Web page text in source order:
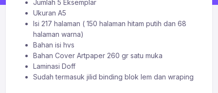
Jumlah 5 Eksemplar
Ukuran A5
Isi 217 halaman ( 150 halaman hitam putih dan 68
halaman warna)
Bahan isi hvs
Bahan Cover Artpaper 260 gr satu muka
Laminasi Doff
Sudah termasuk jilid binding blok lem dan wraping